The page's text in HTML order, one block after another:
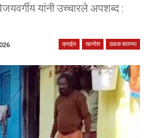
यांनी उच्चारले अपशब्द :
क्राईम खान्देश ठळक बातम्या